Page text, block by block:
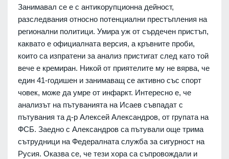
Занимавал се е с антикорупционна дейност,
разследвания относно потенциални престъпления на
регионални политици. Умира уж от сърдечен пристъп,
каквато е официалната версия, а кръвните проби,
които са изпратени за анализ пристигат след като той
вече е кремиран. Никой от приятелите му не вярва, че
един 41-годишен и занимаващ се активно със спорт
човек, може да умре от инфаркт. Интересно е, че
анализът на пътуванията на Исаев съвпадат с
пътувания та д-р Алексей Александров, от групата на
ФСБ. Заедно с Александров са пътували още трима
сътрудници на Федералната служба за сигурност на
Русия. Оказва се, че тези хора са съпровождали и